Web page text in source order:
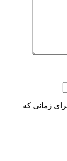
زمانی که